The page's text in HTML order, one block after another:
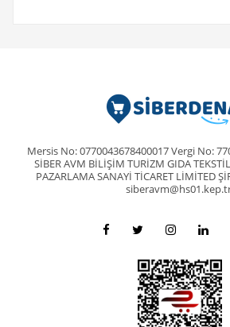
Mersis No: 0770043678400017 Vergi No:
SİBER AVM BİLİŞİM TURİZM GIDA
PAZARLAMA SANAYİ TİCARET LİMİTED